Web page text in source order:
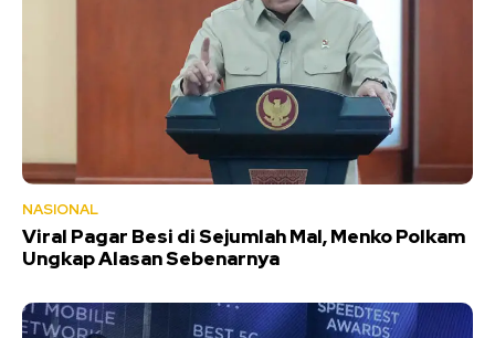
NASIONAL
Viral Pagar Besi di Sejumlah Mal, Menko Polkam
Ungkap Alasan Sebenarnya